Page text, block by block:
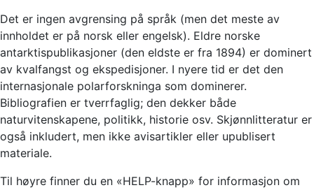
Det er ingen avgrensing på språk (men det meste av
innholdet er på norsk eller engelsk). Eldre norske
antarktispublikasjoner (den eldste er fra 1894) er dominert
av kvalfangst og ekspedisjoner. I nyere tid er det den
internasjonale polarforskninga som dominerer.
Bibliografien er tverrfaglig; den dekker både
naturvitenskapene, politikk, historie osv. Skjønnlitteratur er
også inkludert, men ikke avisartikler eller upublisert
materiale.
Til høyre finner du en «HELP-knapp» for informasjon om